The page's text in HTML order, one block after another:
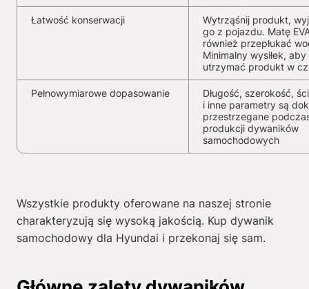
Łatwość konserwacji
Wytrząśnij produkt,
go z pojazdu. Matę
również przepłukać
Minimalny wysiłek, aby
utrzymać produkt w
Pełnowymiarowe dopasowanie
Długość, szerokość,
i inne parametry są
przestrzegane
produkcji dywaników
samochodowych
Wszystkie produkty oferowane na naszej stronie
charakteryzują się wysoką jakością. Kup dywanik
samochodowy dla Hyundai i przekonaj się sam.